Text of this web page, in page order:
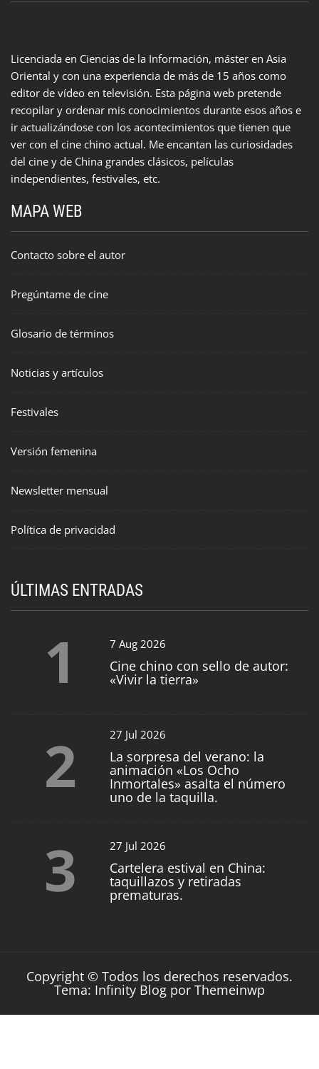
Licenciada en Ciencias de la Información, máster en Asia
Oriental y con una experiencia de más de 15 años como
editor de vídeo en televisión. Esta página web pretende
recopilar y ordenar mis conocimientos durante esos años e
ir actualizándose con los acontecimientos que tienen que
ver con el cine chino actual. Me encantan las curiosidades
del cine y de China grandes clásicos, películas
independientes, festivales, etc.
MAPA WEB
Contacto sobre el autor
Pregúntame de cine
Glosario de términos
Noticias y artículos
Festivales
Versión femenina
Newsletter mensual
Política de privacidad
ÚLTIMAS ENTRADAS
1 7 Aug 2026
Cine chino con sello de autor:
«Vivir la tierra»
2 27 Jul 2026
La sorpresa del verano: la
animación «Los Ocho
Inmortales» asalta el número
uno de la taquilla.
3 27 Jul 2026
Cartelera estival en China:
taquillazos y retiradas
prematuras.
Copyright © Todos los derechos reservados.
Tema: Infinity Blog por Themeinwp